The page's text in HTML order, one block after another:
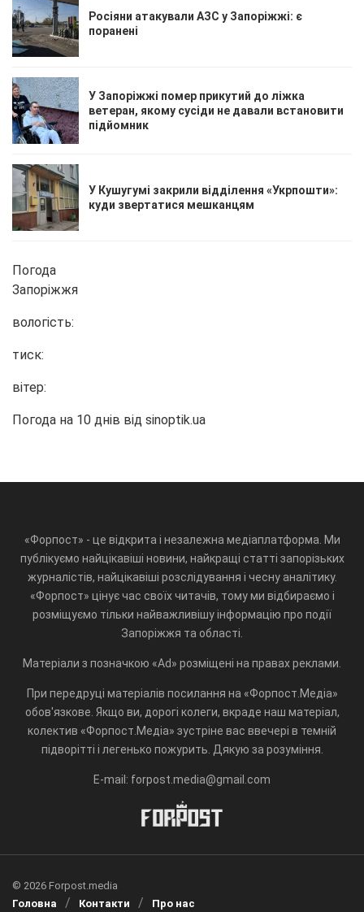
Росіяни атакували АЗС у Запоріжжі: є
поранені
У Запоріжжі помер прикутий до ліжка
ветеран, якому сусіди не давали встановити
підйомник
У Кушугумі закрили відділення «Укрпошти»:
куди звертатися мешканцям
Погода
Запоріжжя
вологість:
тиск:
вітер:
Погода на 10 днів від sinoptik.ua
«Форпост» - це відкрита і незалежна медіаплатформа. Ми
публікуємо найцікавіші новини, найкращі статті запорізьких
журналістів, найцікавіші розслідування і чесну аналітику.
«Форпост» цінує час своїх читачів, тому ми відбираємо і
розміщуємо тільки найважливішу інформацію про події
Запоріжжя та області.
Матеріали з позначкою «Ad» розміщені на правах реклами.
При передруці матеріалів посилання на «Форпост.Медіа»
обов'язкове. Якщо ви, дорогі колеги, вкраде наш матеріал,
колектив «Форпост.Медіа» зустріне вас ввечері в темній
підворітті і легенько пожурить. Дякую за розуміння.
E-mail: forpost.media@gmail.com
© 2026 Forpost.media
Головна
Контакти Про нас